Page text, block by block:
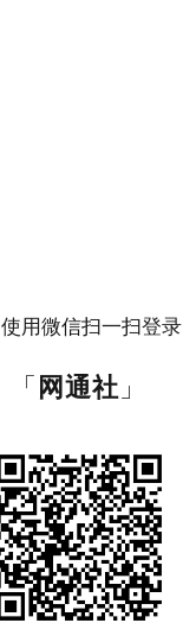
使用微信扫一扫登录
「 网通社 」